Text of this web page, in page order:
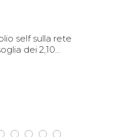
self sulla rete
dei 2,10...